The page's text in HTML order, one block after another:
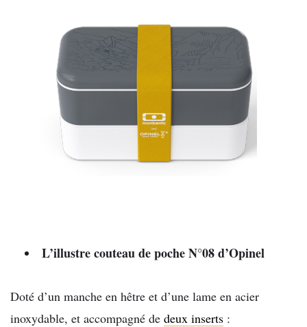
L’illustre couteau de poche N°08 d’Opinel
Doté d’un manche en hêtre et d’une lame en acier
inoxydable, et accompagné de deux inserts :